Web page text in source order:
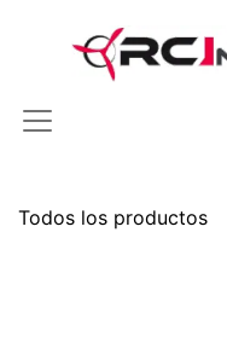
Todos los productos